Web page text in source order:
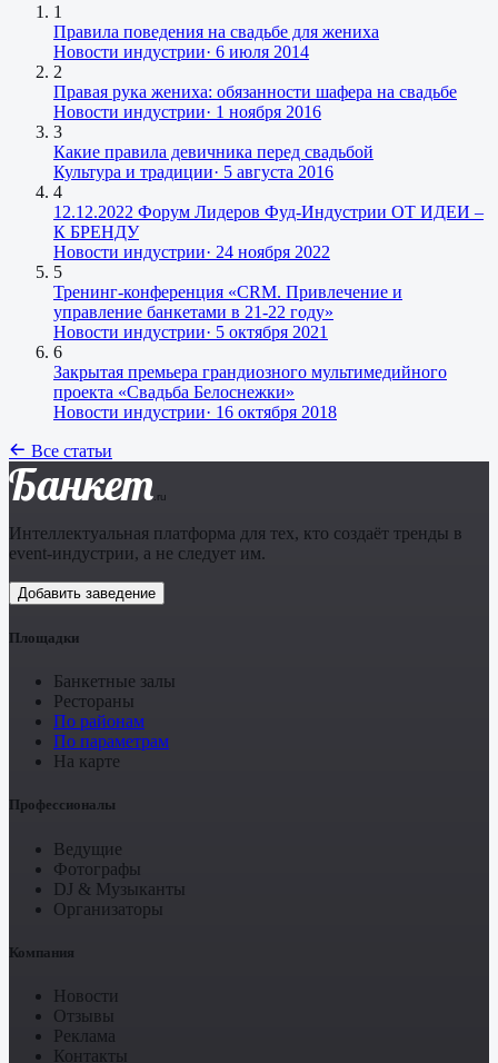
1
Правила поведения на свадьбе для жениха
Новости индустрии· 6 июля 2014
2
Правая рука жениха: обязанности шафера на свадьбе
Новости индустрии· 1 ноября 2016
3
Какие правила девичника перед свадьбой
Культура и традиции· 5 августа 2016
4
12.12.2022 Форум Лидеров Фуд-Индустрии ОТ ИДЕИ –
К БРЕНДУ
Новости индустрии· 24 ноября 2022
5
Тренинг-конференция «CRM. Привлечение и
управление банкетами в 21-22 году»
Новости индустрии· 5 октября 2021
6
Закрытая премьера грандиозного мультимедийного
проекта «Свадьба Белоснежки»
Новости индустрии· 16 октября 2018
Все статьи
Банкет .ru
Интеллектуальная платформа для тех, кто создаёт тренды в
event-индустрии, а не следует им.
Добавить заведение
Площадки
Банкетные залы
Рестораны
По районам
По параметрам
На карте
Профессионалы
Ведущие
Фотографы
DJ & Музыканты
Организаторы
Компания
Новости
Отзывы
Реклама
Контакты